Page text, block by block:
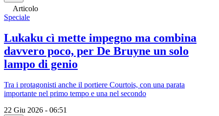
Articolo
Speciale
Lukaku cì mette impegno ma combina
davvero poco, per De Bruyne un solo
lampo di genio
Tra i protagonisti anche il portiere Courtois, con una parata
importante nel primo tempo e una nel secondo
22 Giu 2026 - 06:51